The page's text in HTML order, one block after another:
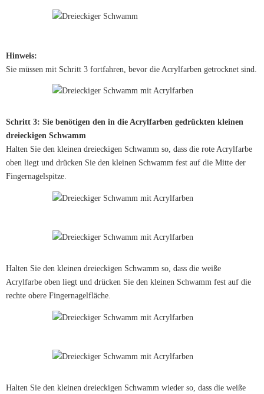
Hinweis:
Sie müssen mit Schritt 3 fortfahren, bevor die Acrylfarben getrocknet sind.
Schritt 3: Sie benötigen den in die Acrylfarben gedrückten kleinen
dreieckigen Schwamm
Halten Sie den kleinen dreieckigen Schwamm so, dass die rote Acrylfarbe
oben liegt und drücken Sie den kleinen Schwamm fest auf die Mitte der
Fingernagelspitze.
Halten Sie den kleinen dreieckigen Schwamm so, dass die weiße
Acrylfarbe oben liegt und drücken Sie den kleinen Schwamm fest auf die
rechte obere Fingernagelfläche.
Halten Sie den kleinen dreieckigen Schwamm wieder so, dass die weiße